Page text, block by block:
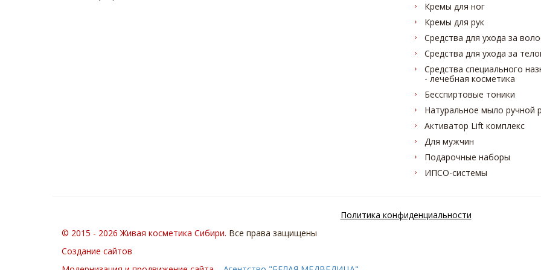
Кремы для ног
Кремы для рук
Средства для ухода за
Средства для ухода за
Средства специального
- лечебная косметика
Бесспиртовые тоники
Натуральное мыло ручной
Активатор Lift комплекс
Для мужчин
Подарочные наборы
ИПСО-системы
Политика конфиденциальности
© 2015 - 2026 Живая косметика Cибири. Все права защищены
Создание сайтов